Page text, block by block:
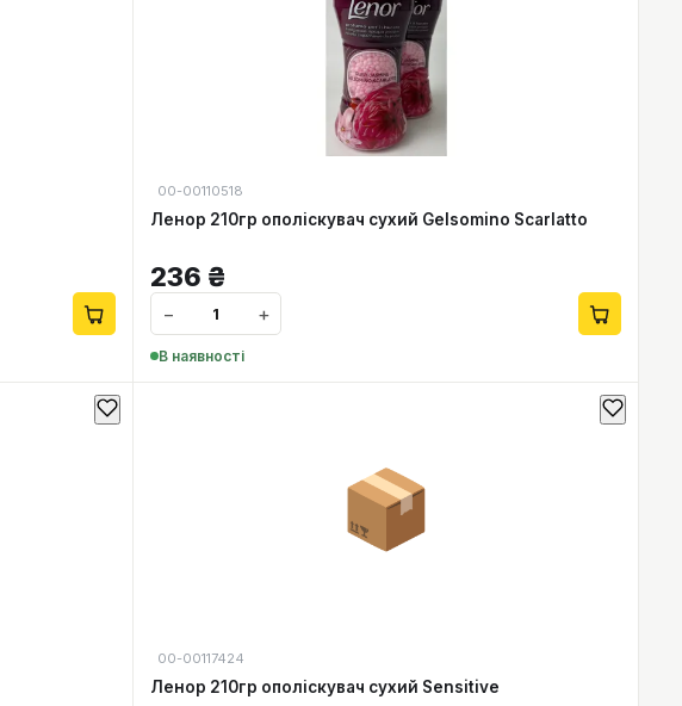
00-00110518
Ленор 210гр ополіскувач сухий Gelsomino Scarlatto
236 ₴
− +
В наявності
📦
00-00117424
Ленор 210гр ополіскувач сухий Sensitive